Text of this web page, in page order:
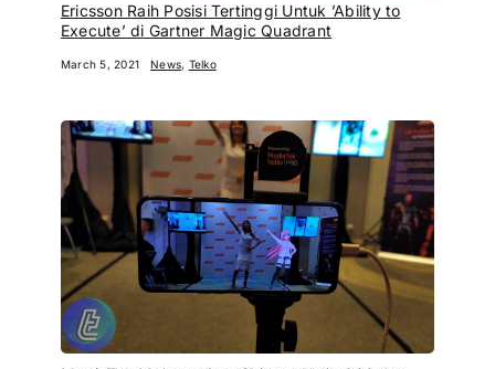
Ericsson Raih Posisi Tertinggi Untuk ’Ability to
Execute’ di Gartner Magic Quadrant
March 5, 2021 News, Telko